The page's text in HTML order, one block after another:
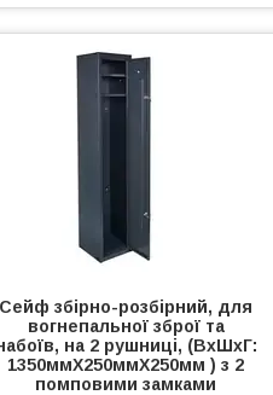
Сейф збірно-розбірний, для
вогнепальної зброї та
на 2 рушниці, (ВхШхГ:
1350ммХ250ммХ250мм ) з 2
помповими замками